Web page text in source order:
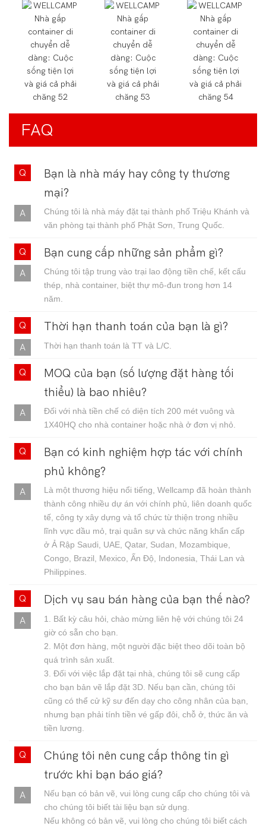
FAQ
Bạn là nhà máy hay công ty thương
mại?
Chúng tôi là nhà máy đặt tại thành phố Triệu Khánh và
văn phòng tại thành phố Phật Sơn, Trung Quốc.
Bạn cung cấp những sản phẩm gì?
Chúng tôi tập trung vào trại lao động tiền chế, kết cấu
thép, nhà container, biệt thự mô-đun trong hơn 14
năm.
Thời hạn thanh toán của bạn là gì?
Thời hạn thanh toán là TT và L/C.
MOQ của bạn (số lượng đặt hàng tối
thiểu) là bao nhiêu?
Đối với nhà tiền chế có diện tích 200 mét vuông và
1X40HQ cho nhà container hoặc nhà ở đơn vị nhỏ.
Bạn có kinh nghiệm hợp tác với chính
phủ không?
Là một thương hiệu nổi tiếng, Wellcamp đã hoàn thành
thành công nhiều dự án với chính phủ, liên doanh quốc
tế, công ty xây dựng và tổ chức từ thiện trong nhiều
lĩnh vực dầu mỏ, trại quân sự và chức năng khẩn cấp
ở Ả Rập Saudi, UAE, Qatar, Sudan, Mozambique,
Congo, Brazil, Mexico, Ấn Độ, Indonesia, Thái Lan và
Philippines.
Dịch vụ sau bán hàng của bạn thế nào?
1. Bất kỳ câu hỏi, chào mừng liên hệ với chúng tôi 24
giờ có sẵn cho bạn.
2. Một đơn hàng, một người đặc biệt theo dõi toàn bộ
quá trình sản xuất.
3. Đối với việc lắp đặt tại nhà, chúng tôi sẽ cung cấp
cho bạn bản vẽ lắp đặt 3D. Nếu bạn cần, chúng tôi
cũng có thể cử kỹ sư đến dạy cho công nhân của bạn,
nhưng bạn phải tính tiền vé gấp đôi, chỗ ở, thức ăn và
tiền lương.
Chúng tôi nên cung cấp thông tin gì
trước khi bạn báo giá?
Nếu bạn có bản vẽ, vui lòng cung cấp cho chúng tôi và
cho chúng tôi biết tài liệu bạn sử dụng.
Nếu không có bản vẽ, vui lòng cho chúng tôi biết cách